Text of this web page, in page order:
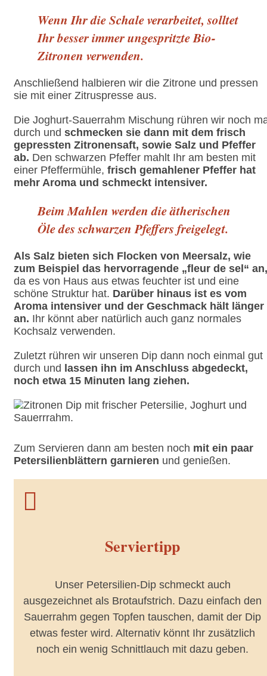
Wenn Ihr die Schale verarbeitet, solltet
Ihr besser immer ungespritzte Bio-
Zitronen verwenden.
Anschließend halbieren wir die Zitrone und pressen
sie mit einer Zitruspresse aus.
Die Joghurt-Sauerrahm Mischung rühren wir noch
durch und schmecken sie dann mit dem frisch
gepressten Zitronensaft, sowie Salz und Pfeffer
ab. Den schwarzen Pfeffer mahlt Ihr am besten mit
einer Pfeffermühle, frisch gemahlener Pfeffer hat
mehr Aroma und schmeckt intensiver.
Beim Mahlen werden die ätherischen
Öle des schwarzen Pfeffers freigelegt.
Als Salz bieten sich Flocken von Meersalz, wie
zum Beispiel das hervorragende „fleur de sel“ an,
da es von Haus aus etwas feuchter ist und eine
schöne Struktur hat. Darüber hinaus ist es vom
Aroma intensiver und der Geschmack hält länger
an. Ihr könnt aber natürlich auch ganz normales
Kochsalz verwenden.
Zuletzt rühren wir unseren Dip dann noch einmal gut
durch und lassen ihn im Anschluss abgedeckt,
noch etwa 15 Minuten lang ziehen.
Zum Servieren dann am besten noch mit ein paar
Petersilienblättern garnieren und genießen.

Serviertipp
Unser Petersilien-Dip schmeckt auch
ausgezeichnet als Brotaufstrich. Dazu einfach den
Sauerrahm gegen Topfen tauschen, damit der Dip
etwas fester wird. Alternativ könnt Ihr zusätzlich
noch ein wenig Schnittlauch mit dazu geben.